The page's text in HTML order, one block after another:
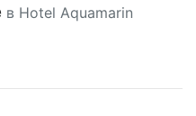
в Hotel Aquamarin